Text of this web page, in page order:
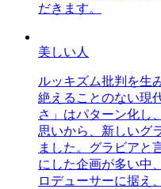
だきます。
美しい人
ルッキズム批判を生
絶えることのない現
さ」はパターン化し
思いから、新しいグ
ました。グラビアと
にした企画が多い中
ロデューサーに据え